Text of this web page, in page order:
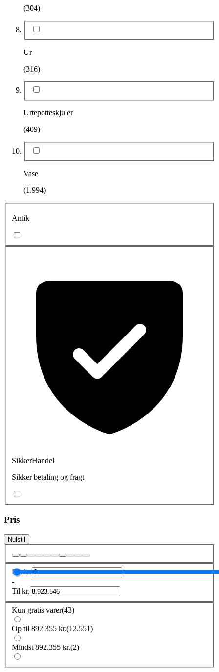
(304)
Ur
(316)
Urtepotteskjuler
(409)
Vase
(1.994)
Antik
SikkerHandel
Sikker betaling og fragt
Pris
Nulstil
Frakr.
-
Til kr.
Kun gratis varer(43)
Op til 892.355 kr.(12.551)
Mindst 892.355 kr.(2)